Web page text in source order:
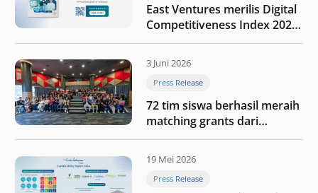
East Ventures merilis Digital
Competitiveness Index 2026,
menyoroti fase transformasi
digital Indonesia selanjutnya
3 Juni 2026
Press Release
72 tim siswa berhasil meraih
matching grants dari
program My First $1000
19 Mei 2026
Press Release